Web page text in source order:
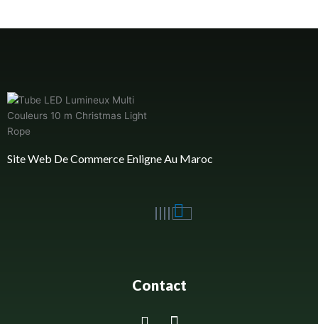
Site Web De Commerce Enligne Au Maroc
Contact